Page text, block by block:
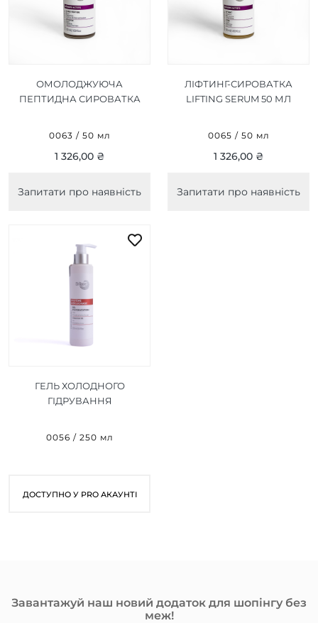
ОМОЛОДЖУЮЧА
ПЕПТИДНА СИРОВАТКА
0063 / 50 мл
1 326,00 ₴
Запитати про наявність
ЛІФТИНГ-СИРОВАТКА
LIFTING SERUM 50 МЛ
0065 / 50 мл
1 326,00 ₴
Запитати про наявність
ГЕЛЬ ХОЛОДНОГО
ГІДРУВАННЯ
0056 / 250 мл
ДОСТУПНО У PRO АКАУНТІ
Завантажуй наш новий додаток для шопінгу без
меж!